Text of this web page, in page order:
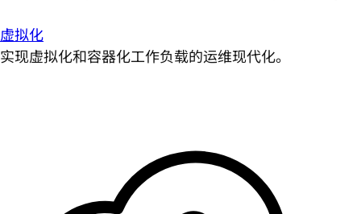
虚拟化
实现虚拟化和容器化工作负载的运维现代化。